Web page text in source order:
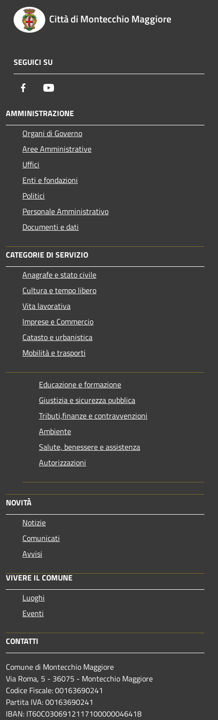
Città di Montecchio Maggiore
SEGUICI SU
Facebook
AMMINISTRAZIONE
Organi di Governo
Aree Amministrative
Uffici
Enti e fondazioni
Politici
Personale Amministrativo
Documenti e dati
CATEGORIE DI SERVIZIO
Anagrafe e stato civile
Cultura e tempo libero
Vita lavorativa
Imprese e Commercio
Catasto e urbanistica
Mobilità e trasporti
Educazione e formazione
Giustizia e sicurezza pubblica
Tributi,finanze e contravvenzioni
Ambiente
Salute, benessere e assistenza
Autorizzazioni
NOVITÀ
Notizie
Comunicati
Avvisi
VIVERE IL COMUNE
Luoghi
Eventi
CONTATTI
Comune di Montecchio Maggiore
Via Roma, 5 - 36075 - Montecchio Maggiore
Codice Fiscale: 00163690241
Partita IVA: 00163690241
IBAN: IT60C0306912117100000046418